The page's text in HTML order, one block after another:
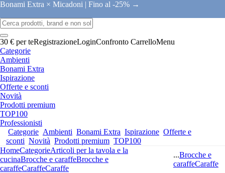
Bonami Extra × Micadoni | Fino al -25% →
30 € per teRegistrazioneLoginConfronto CarrelloMenu
Categorie
Ambienti
Bonami Extra
Ispirazione
Offerte e sconti
Novità
Prodotti premium
TOP100
Professionisti
Categorie Ambienti Bonami Extra Ispirazione Offerte e
sconti Novità Prodotti premium TOP100
HomeCategorieArticoli per la tavola e la
cucinaBrocche e caraffeBrocche e
caraffeCaraffeCaraffe
...Brocche e
caraffeCaraffe